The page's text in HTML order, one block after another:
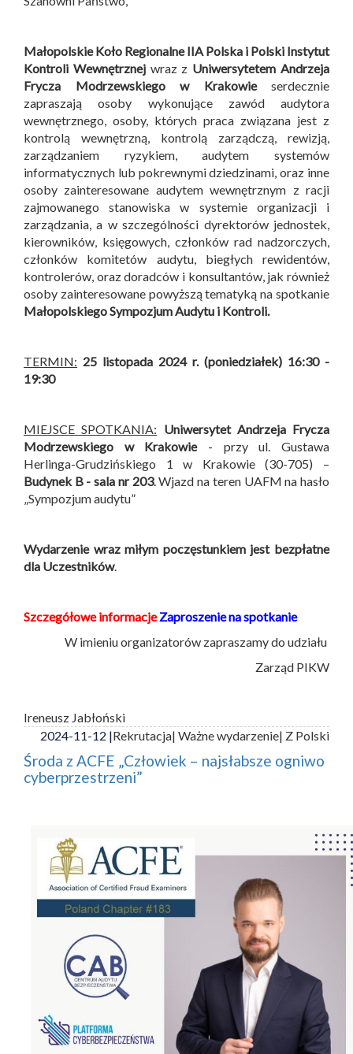
Małopolskie Koło Regionalne IIA Polska i Polski Instytut
Kontroli Wewnętrznejwraz z Uniwersytetem Andrzeja
Frycza Modrzewskiego w Krakowieserdecznie
zapraszają osoby wykonujące zawód audytora
wewnętrznego, osoby, których praca związana jest z
kontrolą wewnętrzną, kontrolą zarządczą, rewizją,
zarządzaniem ryzykiem, audytem systemów
informatycznych lub pokrewnymi dziedzinami, oraz inne
osoby zainteresowane audytem wewnętrznym z racji
zajmowanego stanowiska w systemie organizacji i
zarządzania, a w szczególności dyrektorów jednostek,
kierowników, księgowych, członków rad nadzorczych,
członków komitetów audytu, biegłych rewidentów,
kontrolerów, oraz doradców i konsultantów, jak również
osoby zainteresowane powyższą tematyką na spotkanie
Małopolskiego Sympozjum Audytu i Kontroli.
TERMIN: 25 listopada 2024 r. (poniedziałek) 16:30 -
19:30
MIEJSCE SPOTKANIA: Uniwersytet Andrzeja Frycza
Modrzewskiego w Krakowie- przy ul. Gustawa
Herlinga-Grudzińskiego 1 w Krakowie (30-705) –
Budynek B - sala nr 203. Wjazd na teren UAFM na hasło
„Sympozjum audytu”
Wydarzenie wraz miłym poczęstunkiem jest bezpłatne
dla Uczestników.
Szczegółowe informacje Zaproszenie na spotkanie
W imieniu organizatorów zapraszamy do udziału
Zarząd PIKW
Ireneusz Jabłoński
2024-11-12 |Rekrutacja| Ważne wydarzenie| Z Polski
Środa z ACFE „Człowiek – najsłabsze ogniwo
cyberprzestrzeni”